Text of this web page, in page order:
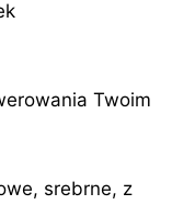
Twoim
srebrne, z